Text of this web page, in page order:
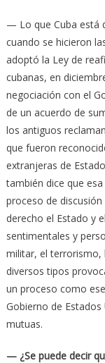
— Lo que Cuba está
cuando se hicieron
adoptó la Ley de
cubanas, en
negociación con el
de un acuerdo de
los antiguos
que fueron
extranjeras de
también dice que
proceso de
derecho el Estado y
sentimentales y
militar, el terrorismo,
diversos tipos
un proceso como
Gobierno de
mutuas.
— ¿Se puede decir